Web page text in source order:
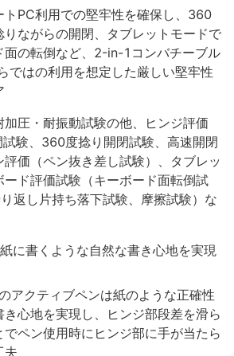
トPC利用での堅牢性を確保し、360
りながらの開閉、タブレットモードで
面の転倒など、2-in-1コンバチーブル
ではの利用を想定した厳しい堅牢性
加圧・耐振動試験の他、ヒンジ評価
試験、360度捻り開閉試験、高速開閉
評価（ペン抜き差し試験）、タブレッ
ード評価試験（キーボード面転倒試
返し片持ち落下試験、摩擦試験）な
に書くような自然な書き心地を実現
アクティブペンは紙のような正確性
き心地を実現し、ヒンジ部段差を滑ら
でペン使用時にヒンジ部に手が当たら
夫